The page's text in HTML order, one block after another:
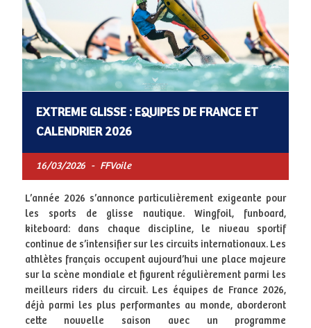
EXTREME GLISSE : EQUIPES DE FRANCE ET
CALENDRIER 2026
16/03/2026 - FFVoile
L’année 2026 s’annonce particulièrement exigeante pour
les sports de glisse nautique. Wingfoil, funboard,
kiteboard: dans chaque discipline, le niveau sportif
continue de s’intensifier sur les circuits internationaux. Les
athlètes français occupent aujourd’hui une place majeure
sur la scène mondiale et figurent régulièrement parmi les
meilleurs riders du circuit. Les équipes de France 2026,
déjà parmi les plus performantes au monde, aborderont
cette nouvelle saison avec un programme